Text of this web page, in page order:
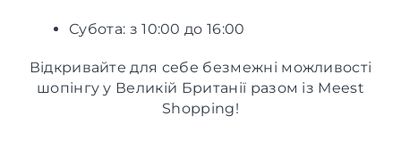
Субота: з 10:00 до 16:00
Відкривайте для себе безмежні можливості
шопінгу у Великій Британії разом із Meest
Shopping!